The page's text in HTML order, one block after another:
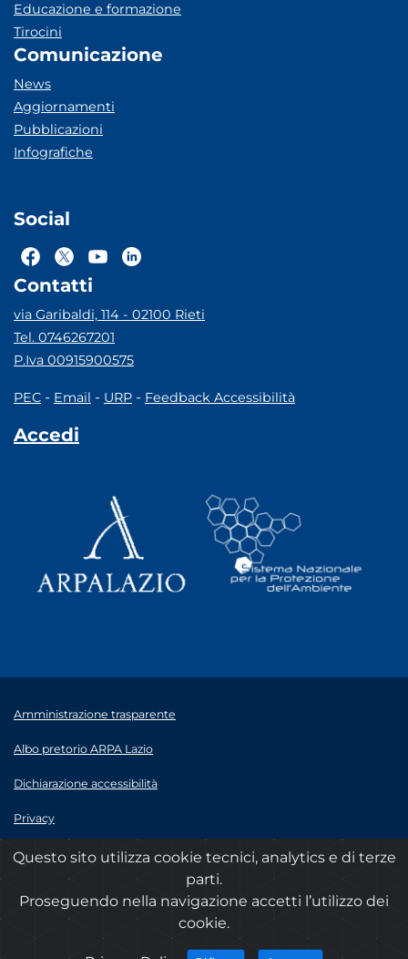
Educazione e formazione
Tirocini
Comunicazione
News
Aggiornamenti
Pubblicazioni
Infografiche
Social
Contatti
via Garibaldi, 114 - 02100 Rieti
Tel. 0746267201
P.Iva 00915900575
PEC - Email - URP - Feedback Accessibilità
Accedi
Amministrazione trasparente
Albo pretorio ARPA Lazio
Dichiarazione accessibilità
Privacy
Note legali
© 2020 ARPA Lazio - P.Iva 00915900575
Questo sito utilizza cookie tecnici, analytics e di terze
parti.
Proseguendo nella navigazione accetti l’utilizzo dei
cookie.